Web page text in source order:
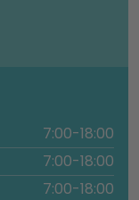
7:00-18:00
7:00-18:00
7:00-18:00